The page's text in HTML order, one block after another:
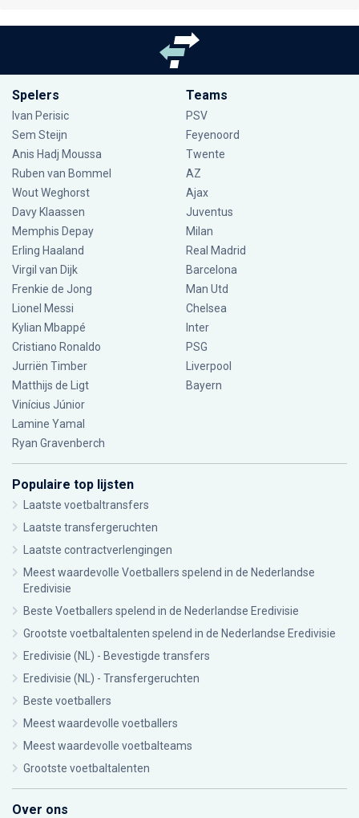
Spelers
Ivan Perisic
Sem Steijn
Anis Hadj Moussa
Ruben van Bommel
Wout Weghorst
Davy Klaassen
Memphis Depay
Erling Haaland
Virgil van Dijk
Frenkie de Jong
Lionel Messi
Kylian Mbappé
Cristiano Ronaldo
Jurriën Timber
Matthijs de Ligt
Vinícius Júnior
Lamine Yamal
Ryan Gravenberch
Teams
PSV
Feyenoord
Twente
AZ
Ajax
Juventus
Milan
Real Madrid
Barcelona
Man Utd
Chelsea
Inter
PSG
Liverpool
Bayern
Populaire top lijsten
Laatste voetbaltransfers
Laatste transfergeruchten
Laatste contractverlengingen
Meest waardevolle Voetballers spelend in de Nederlandse
Eredivisie
Beste Voetballers spelend in de Nederlandse Eredivisie
Grootste voetbaltalenten spelend in de Nederlandse Eredivisie
Eredivisie (NL) - Bevestigde transfers
Eredivisie (NL) - Transfergeruchten
Beste voetballers
Meest waardevolle voetballers
Meest waardevolle voetbalteams
Grootste voetbaltalenten
Over ons